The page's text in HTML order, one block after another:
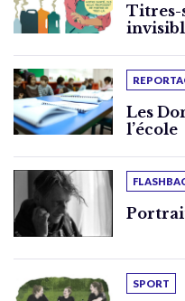
Titres-
Les
l’école
SPORT